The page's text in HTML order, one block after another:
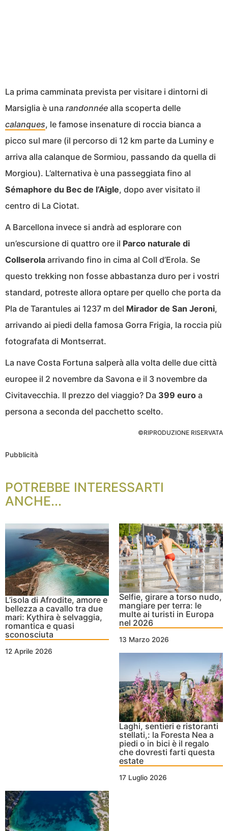
La prima camminata prevista per visitare i dintorni di
Marsiglia è una randonnée alla scoperta delle
calanques, le famose insenature di roccia bianca a
picco sul mare (il percorso di 12 km parte da Luminy e
arriva alla calanque de Sormiou, passando da quella di
Morgiou). L’alternativa è una passeggiata fino al
Sémaphore du Bec de l’Aigle, dopo aver visitato il
centro di La Ciotat.
A Barcellona invece si andrà ad esplorare con
un’escursione di quattro ore il Parco naturale di
Collserola arrivando fino in cima al Coll d’Erola. Se
questo trekking non fosse abbastanza duro per i vostri
standard, potreste allora optare per quello che porta da
Pla de Tarantules ai 1237 m del Mirador de San Jeroni,
arrivando ai piedi della famosa Gorra Frigia, la roccia più
fotografata di Montserrat.
La nave Costa Fortuna salperà alla volta delle due città
europee il 2 novembre da Savona e il 3 novembre da
Civitavecchia. Il prezzo del viaggio? Da 399 euro a
persona a seconda del pacchetto scelto.
©RIPRODUZIONE RISERVATA
Pubblicità
POTREBBE INTERESSARTI
ANCHE...
L’isola di Afrodite, amore e
bellezza a cavallo tra due
mari: Kythira è selvaggia,
romantica e quasi
sconosciuta
12 Aprile 2026
Selfie, girare a torso nudo,
mangiare per terra: le
multe ai turisti in Europa
nel 2026
13 Marzo 2026
Laghi, sentieri e ristoranti
stellati,: la Foresta Nea a
piedi o in bici è il regalo
che dovresti farti questa
estate
17 Luglio 2026